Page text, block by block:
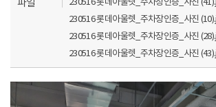
파일
230516 롯데아울렛_주차장인증_사진
230516 롯데아울렛_주차장인증_사진
230516 롯데아울렛_주차장인증_사진
230516 롯데아울렛_주차장인증_사진